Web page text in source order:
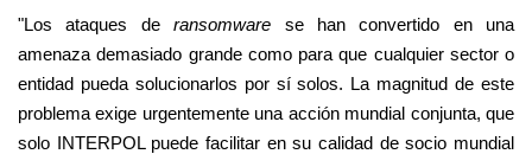
"Los ataques deransomware se han convertido en una
amenaza demasiado grande como para que cualquier sector o
entidad pueda solucionarlos por sí solos. La magnitud de este
problema exige urgentemente una acción mundial conjunta, que
solo INTERPOL puede facilitar en su calidad de socio mundial